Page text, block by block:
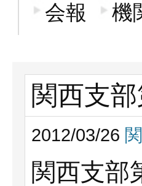
会報
機
関西支
2012/03/26
関西支部